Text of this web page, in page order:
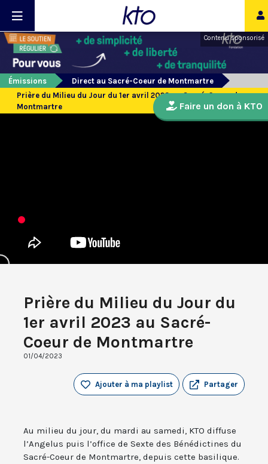
Contenu sponsorisé
Émissions
Direct au Sacré-Coeur de Montmartre
Prière du Milieu du Jour du 1er avril 2023 au Sacré-Coeur de
Montmartre
Prière du Milieu du Jour du
1er avril 2023 au Sacré-
Coeur de Montmartre
01/04/2023
Partager
Ajouter à ma playlist
Au milieu du jour, du mardi au samedi, KTO diffuse
l’Angelus puis l’office de Sexte des Bénédictines du
Sacré-Coeur de Montmartre, depuis cette basilique.
Faire un don à KTO